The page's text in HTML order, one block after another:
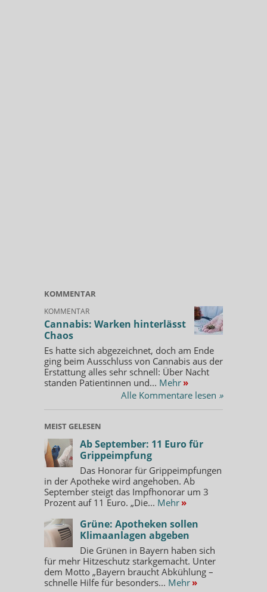
KOMMENTAR
KOMMENTAR
Cannabis: Warken hinterlässt
Chaos
Es hatte sich abgezeichnet, doch am Ende
ging beim Ausschluss von Cannabis aus der
Erstattung alles sehr schnell: Über Nacht
standen Patientinnen und... Mehr »
Alle Kommentare lesen »
MEIST GELESEN
Ab September: 11 Euro für
Grippeimpfung
Das Honorar für Grippeimpfungen
in der Apotheke wird angehoben. Ab
September steigt das Impfhonorar um 3
Prozent auf 11 Euro. „Die... Mehr »
Grüne: Apotheken sollen
Klimaanlagen abgeben
Die Grünen in Bayern haben sich
für mehr Hitzeschutz starkgemacht. Unter
dem Motto „Bayern braucht Abkühlung –
schnelle Hilfe für besonders... Mehr »